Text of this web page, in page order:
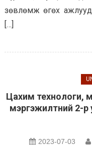
зөвлөмж өгөх
[…]
Цахим технологи,
мэргэжилтний 2-р
2023-07-03